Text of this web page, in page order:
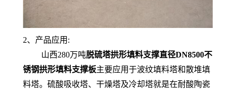
2、产品应用:
山西280万吨脱硫塔拱形填料支撑直径DN8500不
锈钢拱形填料支撑板主要应用于波纹填料塔和散堆填
料塔。硫酸吸收塔、干燥塔及冷却塔就是在耐酸陶瓷